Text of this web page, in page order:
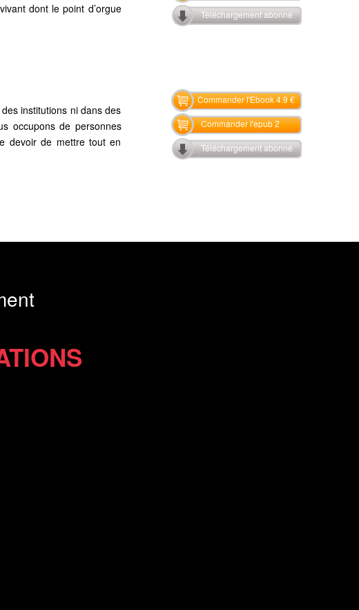
dont le point d’orgue
Téléchargement abonné
institutions ni dans des
occupons de personnes
devoir de mettre tout en
Commander l'Ebook 4.9 €
Commander l'epub 2
Téléchargement abonné